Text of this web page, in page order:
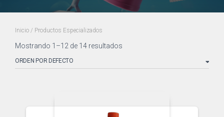
Inicio / Productos Especializados
Mostrando 1–12 de 14 resultados